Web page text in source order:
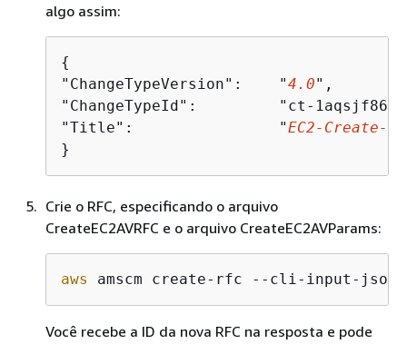
algo assim:
{
"ChangeTypeVersion":    "4.0",
"ChangeTypeId":         "ct-
"Title":                "EC2-Create-1-
}
Crie o RFC, especificando o arquivo
CreateEC2AVRFC e o arquivo CreateEC2AVParams:
aws amscm create-rfc --cli-input-json
Você recebe a ID da nova RFC na resposta e pode